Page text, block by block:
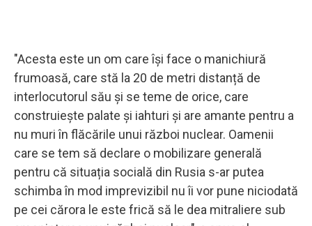
"Acesta este un om care își face o manichiură
frumoasă, care stă la 20 de metri distanță de
interlocutorul său și se teme de orice, care
construiește palate și iahturi și are amante pentru a
nu muri în flăcările unui război nuclear. Oamenii
care se tem să declare o mobilizare generală
pentru că situația socială din Rusia s-ar putea
schimba în mod imprevizibil nu îi vor pune niciodată
pe cei cărora le este frică să le dea mitraliere sub